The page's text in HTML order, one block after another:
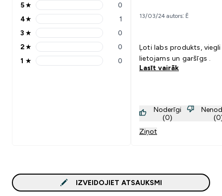
5 stars rating 0 reviews
5★ 0
4 stars rating 1 reviews
4★ 1
3 stars rating 0 reviews
3 ★ 0
2 stars rating 0 reviews
2★ 0
1 stars rating 0 reviews
1 ★ 0
13/03/24 autors: Ē
Ļoti labs produkts, viegli
lietojams un garšīgs .
Lasīt vairāk
Noderīgi
(0)
Ziņot
IZVEIDOJIET ATSAUKSMI